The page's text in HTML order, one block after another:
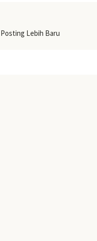
Posting Lebih Baru